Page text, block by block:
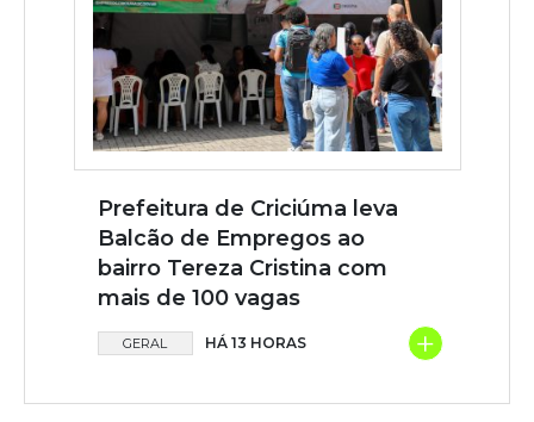
Prefeitura de Criciúma leva
Balcão de Empregos ao
bairro Tereza Cristina com
mais de 100 vagas
GERAL HÁ 13 HORAS +